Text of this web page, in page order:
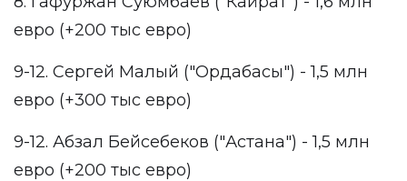
евро (+200 тыс евро)
9-12. Сергей Малый ("Ордабасы") - 1,5 млн
евро (+300 тыс евро)
9-12. Абзал Бейсебеков ("Астана") - 1,5 млн
евро (+200 тыс евро)